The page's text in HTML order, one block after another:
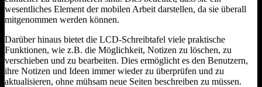
wesentliches Element der mobilen Arbeit darstellen, da sie überall
mitgenommen werden können.
Darüber hinaus bietet die LCD-Schreibtafel viele praktische
Funktionen, wie z.B. die Möglichkeit, Notizen zu löschen, zu
verschieben und zu bearbeiten. Dies ermöglicht es den Benutzern,
ihre Notizen und Ideen immer wieder zu überprüfen und zu
aktualisieren, ohne mühsam neue Seiten beschreiben zu müssen.